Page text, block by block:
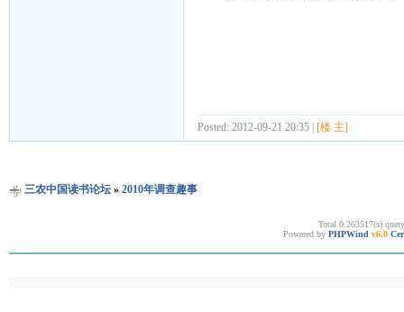
Posted: 2012-09-21 20:35 | [楼 主]
三农中国读书论坛» 2010年调查趣事
Total 0.263517(s)
Powered by PHPWind v6.0